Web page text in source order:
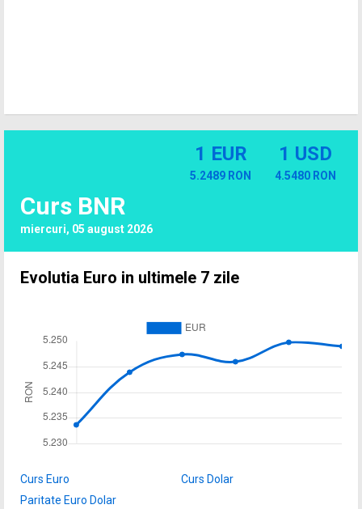
Curs BNR
miercuri, 05 august 2026
1 EUR
5.2489 RON
1 USD
4.5480 RON
Evolutia Euro in ultimele 7 zile
Curs Euro
Curs Dolar
Paritate Euro Dolar